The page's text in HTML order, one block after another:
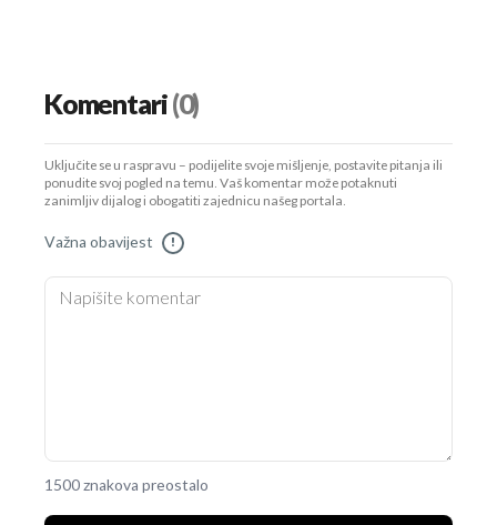
Komentari(0)
Uključite se u raspravu – podijelite svoje mišljenje, postavite pitanja ili
ponudite svoj pogled na temu. Vaš komentar može potaknuti
zanimljiv dijalog i obogatiti zajednicu našeg portala.
Važna obavijest !
1500 znakova preostalo